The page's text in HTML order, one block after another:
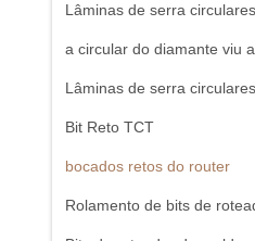
Lâminas de serra
a circular do diamante viu
Lâminas de serra
Bit Reto TCT
bocados retos do router
Rolamento de bits de